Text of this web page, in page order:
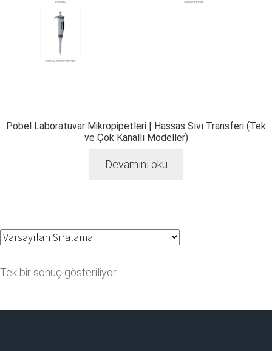
Pobel Laboratuvar Mikropipetleri | Hassas Sıvı Transferi (Tek
ve Çok Kanallı Modeller)
Devamını oku
Tek bir sonuç gösteriliyor